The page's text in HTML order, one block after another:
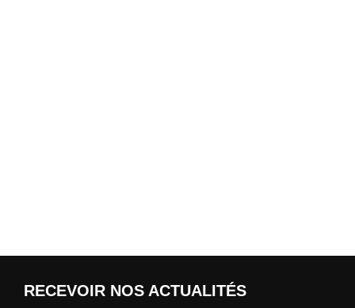
RECEVOIR NOS ACTUALITÉS